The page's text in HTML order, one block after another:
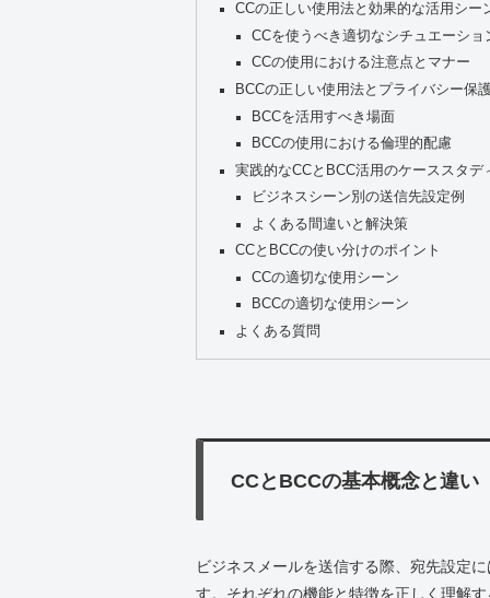
CCの正しい使用法と効果的な活用シー
CCを使うべき適切なシチュエーショ
CCの使用における注意点とマナー
BCCの正しい使用法とプライバシー保護
BCCを活用すべき場面
BCCの使用における倫理的配慮
実践的なCCとBCC活用のケーススタデ
ビジネスシーン別の送信先設定例
よくある間違いと解決策
CCとBCCの使い分けのポイント
CCの適切な使用シーン
BCCの適切な使用シーン
よくある質問
CCとBCCの基本概念と違い
ビジネスメールを送信する際、宛先設定
す。それぞれの機能と特徴を正しく理解